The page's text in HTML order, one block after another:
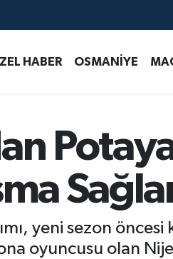
HABER OSMANİYE
yeni sezon
oyuncusu olan